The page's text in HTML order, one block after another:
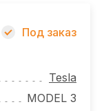
Под заказ
Tesla
MODEL 3